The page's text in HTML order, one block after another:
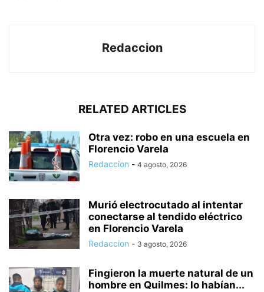
Redaccion
RELATED ARTICLES
Otra vez: robo en una escuela en
Florencio Varela
Redaccion - 4 agosto, 2026
Murió electrocutado al intentar
conectarse al tendido eléctrico
en Florencio Varela
Redaccion - 3 agosto, 2026
Fingieron la muerte natural de un
hombre en Quilmes: lo habían...